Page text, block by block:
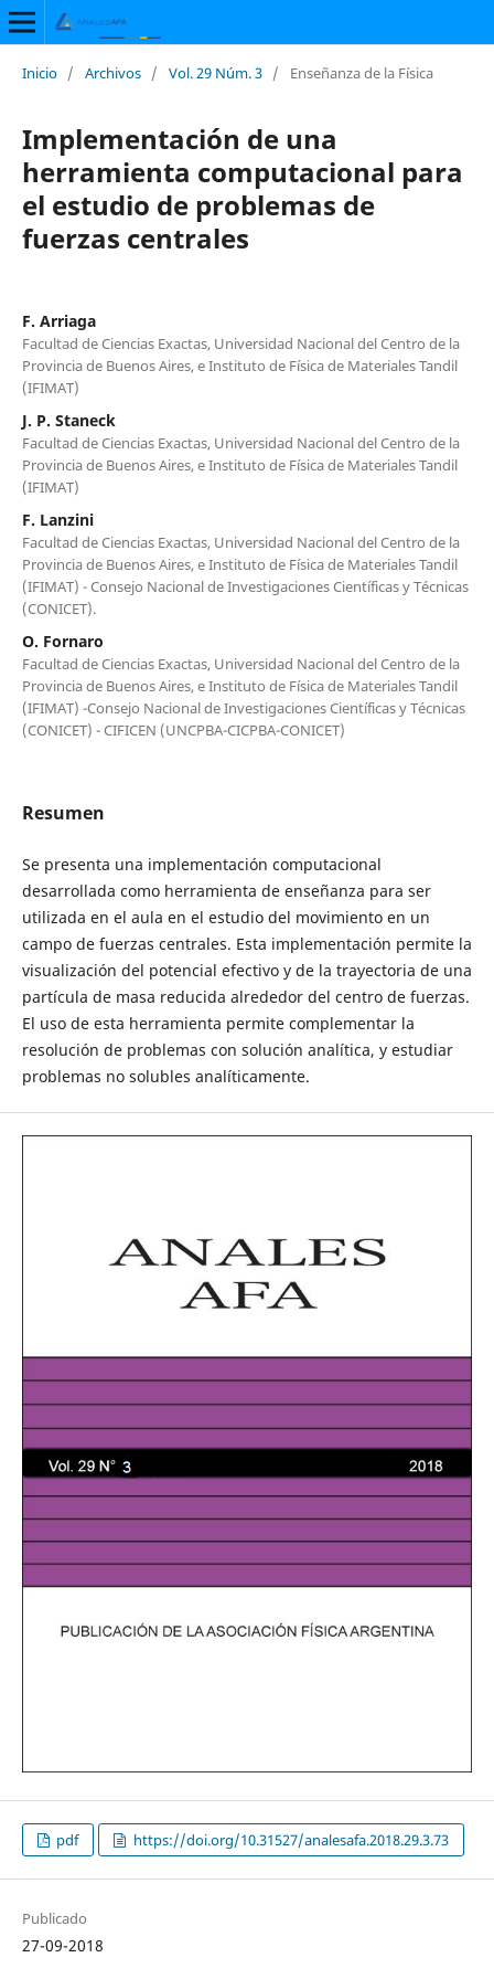
Inicio / Archivos / Vol. 29 Núm. 3 / Enseñanza de la Física
Implementación de una
herramienta computacional para
el estudio de problemas de
fuerzas centrales
F. Arriaga
Facultad de Ciencias Exactas, Universidad Nacional del Centro de la
Provincia de Buenos Aires, e Instituto de Física de Materiales Tandil
(IFIMAT)
J. P. Staneck
Facultad de Ciencias Exactas, Universidad Nacional del Centro de la
Provincia de Buenos Aires, e Instituto de Física de Materiales Tandil
(IFIMAT)
F. Lanzini
Facultad de Ciencias Exactas, Universidad Nacional del Centro de la
Provincia de Buenos Aires, e Instituto de Física de Materiales Tandil
(IFIMAT) - Consejo Nacional de Investigaciones Científicas y Técnicas
(CONICET).
O. Fornaro
Facultad de Ciencias Exactas, Universidad Nacional del Centro de la
Provincia de Buenos Aires, e Instituto de Física de Materiales Tandil
(IFIMAT) -Consejo Nacional de Investigaciones Científicas y Técnicas
(CONICET) - CIFICEN (UNCPBA-CICPBA-CONICET)
Resumen
Se presenta una implementación computacional
desarrollada como herramienta de enseñanza para ser
utilizada en el aula en el estudio del movimiento en un
campo de fuerzas centrales. Esta implementación permite la
visualización del potencial efectivo y de la trayectoria de una
partícula de masa reducida alrededor del centro de fuerzas.
El uso de esta herramienta permite complementar la
resolución de problemas con solución analítica, y estudiar
problemas no solubles analíticamente.
pdf https://doi.org/10.31527/analesafa.2018.29.3.73
Publicado
27-09-2018